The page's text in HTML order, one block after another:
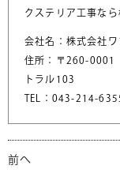
クステリア工事な
会社名：株式会社ワ
住所：〒260-0001
トラル103
TEL：043-214-
前へ